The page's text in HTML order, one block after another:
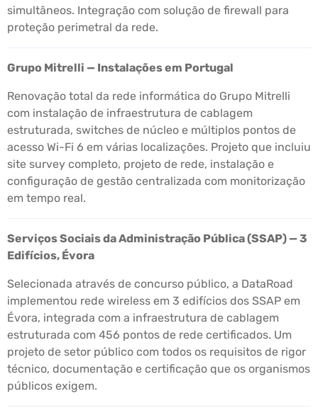
simultâneos. Integração com solução de firewall para
proteção perimetral da rede.
Grupo Mitrelli — Instalações em Portugal
Renovação total da rede informática do Grupo Mitrelli
com instalação de infraestrutura de cablagem
estruturada, switches de núcleo e múltiplos pontos de
acesso Wi-Fi 6 em várias localizações. Projeto que incluiu
site survey completo, projeto de rede, instalação e
configuração de gestão centralizada com monitorização
em tempo real.
Serviços Sociais da Administração Pública (SSAP) — 3
Edifícios, Évora
Selecionada através de concurso público, a DataRoad
implementou rede wireless em 3 edifícios dos SSAP em
Évora, integrada com a infraestrutura de cablagem
estruturada com 456 pontos de rede certificados. Um
projeto de setor público com todos os requisitos de rigor
técnico, documentação e certificação que os organismos
públicos exigem.